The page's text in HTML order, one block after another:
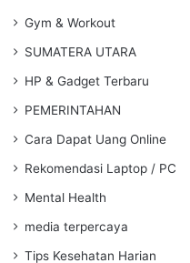
Gym & Workout
SUMATERA UTARA
HP & Gadget Terbaru
PEMERINTAHAN
Cara Dapat Uang Online
Rekomendasi Laptop / PC
Mental Health
media terpercaya
Tips Kesehatan Harian